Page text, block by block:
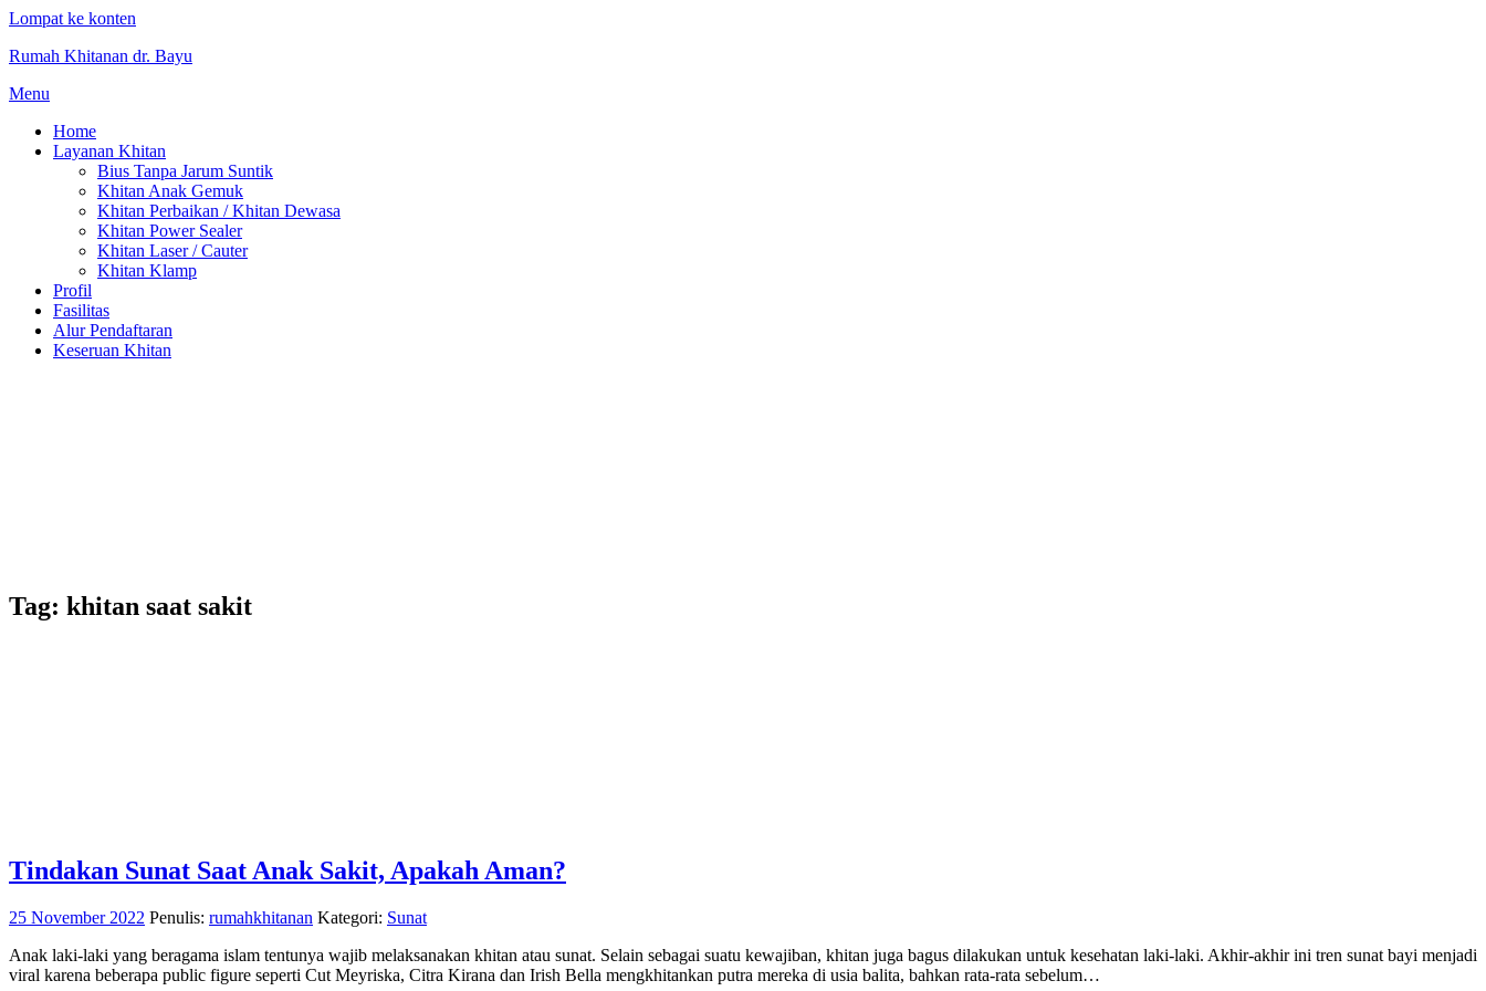
Lompat ke konten
Rumah Khitanan dr. Bayu
Menu
Home
Layanan Khitan
Bius Tanpa Jarum Suntik
Khitan Anak Gemuk
Khitan Perbaikan / Khitan Dewasa
Khitan Power Sealer
Khitan Laser / Cauter
Khitan Klamp
Profil
Fasilitas
Alur Pendaftaran
Keseruan Khitan
Tag: khitan saat sakit
Tindakan Sunat Saat Anak Sakit, Apakah Aman?
25 November 2022 Penulis: rumahkhitanan Kategori: Sunat
Anak laki-laki yang beragama islam tentunya wajib melaksanakan khitan atau sunat. Selain sebagai suatu kewajiban, khitan juga bagus dilakukan untuk kesehatan laki-laki. Akhir-akhir ini tren sunat bayi menjadi
viral karena beberapa public figure seperti Cut Meyriska, Citra Kirana dan Irish Bella mengkhitankan putra mereka di usia balita, bahkan rata-rata sebelum…